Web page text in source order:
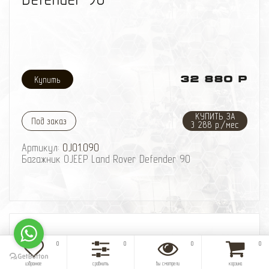
32 880 Р
Под заказ
КУПИТЬ ЗА
3 288 р./мес
Артикул: OJ01.090
Багажник OJEEP Land Rover Defender 90
0
избранное
0
сравнить
0
вы смотрели
0
корзина